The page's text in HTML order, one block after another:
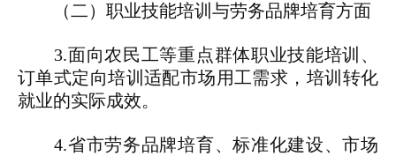
（二）职业技能培训与劳务品牌培育方面
3.面向农民工等重点群体职业技能培训、
订单式定向培训适配市场用工需求，培训转化
就业的实际成效。
4.省市劳务品牌培育、标准化建设、市场